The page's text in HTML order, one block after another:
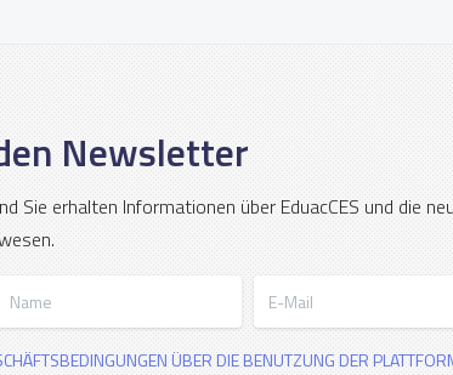
Newsletter
Sie erhalten Informationen über EduacCES und die
ÜBER DIE BENUTZUNG DER